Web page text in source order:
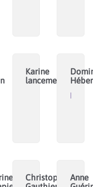
Karine
lancement
Christophe
Anne